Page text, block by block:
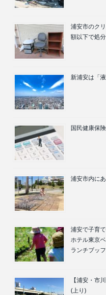
浦安市のク
額以下で処
新浦安は「
国民健康保
浦安市内に
浦安で子育
ホテル東京
ランチブッ
【浦安・市
(上り)